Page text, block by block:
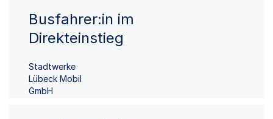
Busfahrer:in im
Direkteinstieg
Stadtwerke
Lübeck Mobil
GmbH